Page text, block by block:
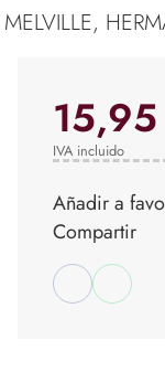
MELVILLE,
IVA incluido
Añadir a
Compartir